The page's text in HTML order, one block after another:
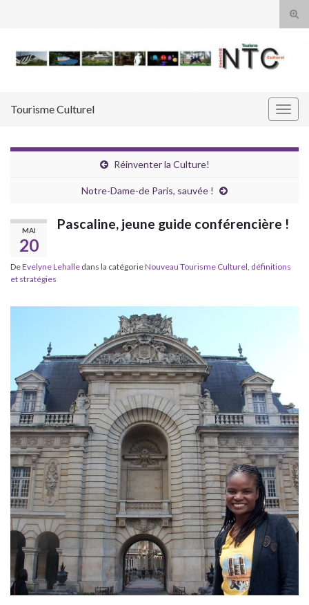
Tourisme Culturel
Réinventer la Culture!
Notre-Dame-de Paris, sauvée !
MAI
20
Pascaline, jeune guide conférencière !
DeEvelyne Lehalle dans la catégorieNouveau Tourisme Culturel, définitions
et stratégies